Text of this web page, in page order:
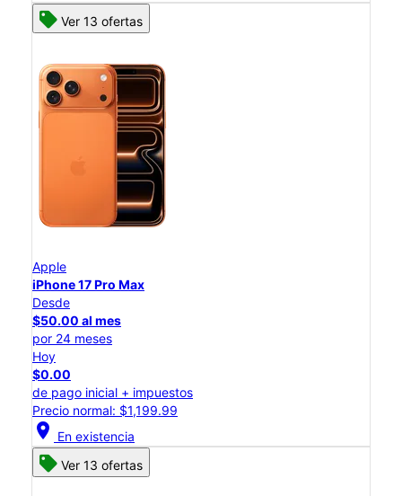
Ver 13 ofertas
Apple
iPhone 17 Pro Max
Desde
$50.00 al mes
por 24 meses
Hoy
$0.00
de pago inicial + impuestos
Precio normal: $1,199.99
location_on En existencia
Ver 13 ofertas